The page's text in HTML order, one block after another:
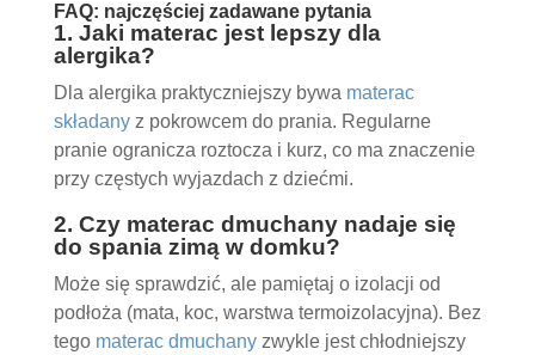
FAQ: najczęściej zadawane pytania
1. Jaki materac jest lepszy dla
alergika?
Dla alergika praktyczniejszy bywa materac
składanyz pokrowcem do prania. Regularne
pranie ogranicza roztocza i kurz, co ma znaczenie
przy częstych wyjazdach z dziećmi.
2. Czy materac dmuchany nadaje się
do spania zimą w domku?
Może się sprawdzić, ale pamiętaj o izolacji od
podłoża (mata, koc, warstwa termoizolacyjna). Bez
tego materac dmuchanyzwykle jest chłodniejszy